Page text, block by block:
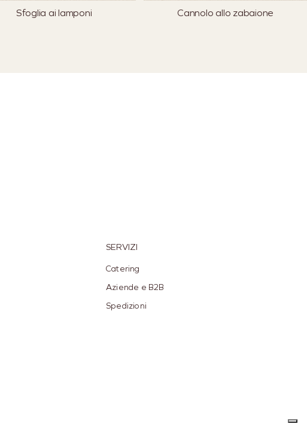
Sfoglia ai lamponi Cannolo allo zabaione
SERVIZI
Catering
Aziende e B2B
Spedizioni